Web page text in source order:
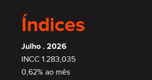
Índices
Julho . 2026
INCC 1.283,035
0,62% ao mês